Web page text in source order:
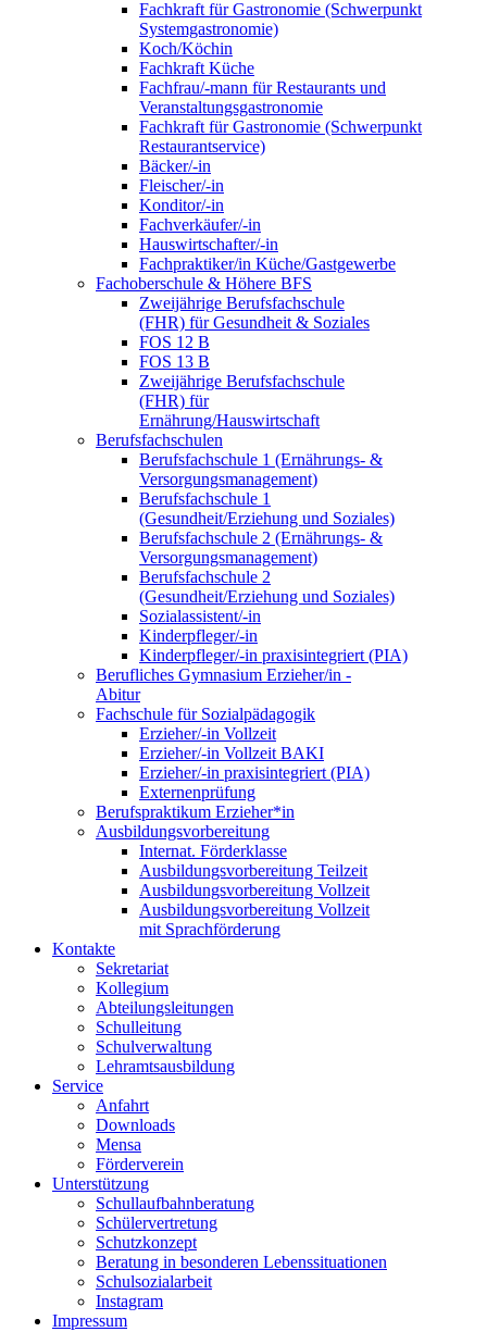
Fachkraft für Gastronomie (Schwerpunkt
Systemgastronomie)
Koch/Köchin
Fachkraft Küche
Fachfrau/-mann für Restaurants und
Veranstaltungsgastronomie
Fachkraft für Gastronomie (Schwerpunkt
Restaurantservice)
Bäcker/-in
Fleischer/-in
Konditor/-in
Fachverkäufer/-in
Hauswirtschafter/-in
Fachpraktiker/in Küche/Gastgewerbe
Fachoberschule & Höhere BFS
Zweijährige Berufsfachschule
(FHR) für Gesundheit & Soziales
FOS 12 B
FOS 13 B
Zweijährige Berufsfachschule
(FHR) für
Ernährung/Hauswirtschaft
Berufsfachschulen
Berufsfachschule 1 (Ernährungs- &
Versorgungsmanagement)
Berufsfachschule 1
(Gesundheit/Erziehung und Soziales)
Berufsfachschule 2 (Ernährungs- &
Versorgungsmanagement)
Berufsfachschule 2
(Gesundheit/Erziehung und Soziales)
Sozialassistent/-in
Kinderpfleger/-in
Kinderpfleger/-in praxisintegriert (PIA)
Berufliches Gymnasium Erzieher/in -
Abitur
Fachschule für Sozialpädagogik
Erzieher/-in Vollzeit
Erzieher/-in Vollzeit BAKI
Erzieher/-in praxisintegriert (PIA)
Externenprüfung
Berufspraktikum Erzieher*in
Ausbildungsvorbereitung
Internat. Förderklasse
Ausbildungsvorbereitung Teilzeit
Ausbildungsvorbereitung Vollzeit
Ausbildungsvorbereitung Vollzeit
mit Sprachförderung
Kontakte
Sekretariat
Kollegium
Abteilungsleitungen
Schulleitung
Schulverwaltung
Lehramtsausbildung
Service
Anfahrt
Downloads
Mensa
Förderverein
Unterstützung
Schullaufbahnberatung
Schülervertretung
Schutzkonzept
Beratung in besonderen Lebenssituationen
Schulsozialarbeit
Instagram
Impressum